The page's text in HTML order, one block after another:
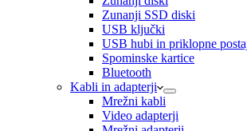
Zunanji SSD diski
USB ključki
USB hubi in priklopne
Spominske kartice
Bluetooth
Kabli in adapterji
Mrežni kabli
Video adapterji